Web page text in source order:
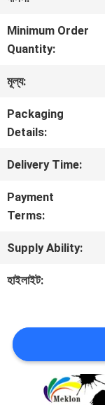
ভ্রমণ
মান
নিয়ন্ত্রণ
আমাদের
সাথে
উদ্ধৃতির
Minimum Order
Quantity:
মূল্য:
Packaging
Details:
Delivery Time:
Payment
Terms:
Supply Ability:
হাইলাইট: